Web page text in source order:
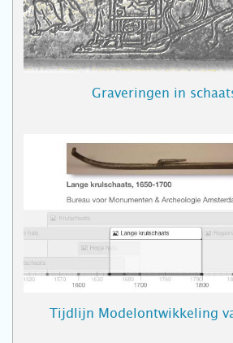
Graveringen in
Tijdlijn Modelontwikkeling